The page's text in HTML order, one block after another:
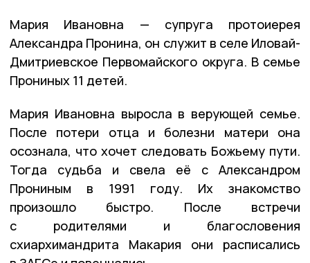
Мария Ивановна — супруга протоиерея
Александра Пронина, он служит в селе Иловай-
Дмитриевское Первомайского округа. В семье
Прониных 11 детей.
Мария Ивановна выросла в верующей семье.
После потери отца и болезни матери она
осознала, что хочет следовать Божьему пути.
Тогда судьба и свела её с Александром
Прониным в 1991 году. Их знакомство
произошло быстро. После встречи
с родителями и благословения
схиархимандрита Макария они расписались